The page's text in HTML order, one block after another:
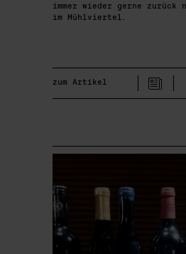
immer wieder gerne zurück
im Mühlviertel.
zum Artikel